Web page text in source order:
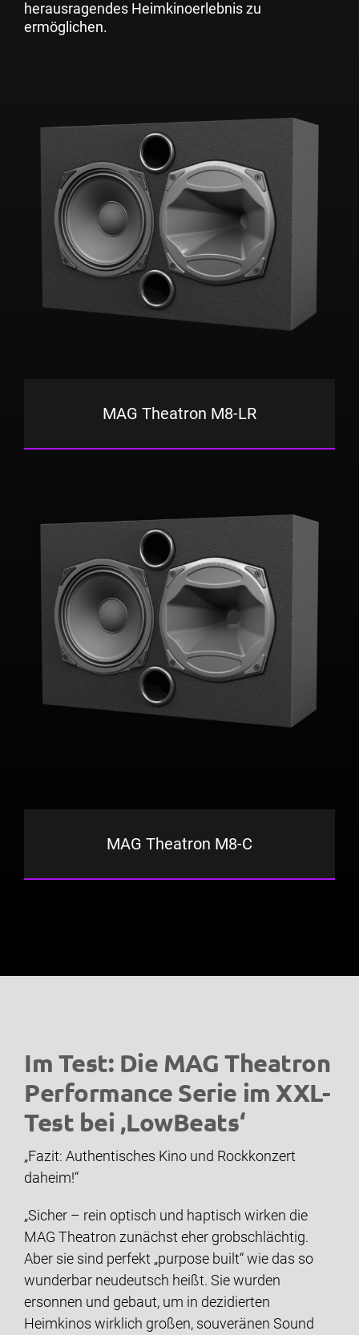
herausragendes Heimkinoerlebnis zu
ermöglichen.
MAG Theatron M8-LR
MAG Theatron M8-C
Im Test: Die MAG Theatron
Performance Serie im XXL-
Test bei ‚LowBeats‘
„Fazit: Authentisches Kino und Rockkonzert
daheim!“
„Sicher – rein optisch und haptisch wirken die
MAG Theatron zunächst eher grobschlächtig.
Aber sie sind perfekt „purpose built“ wie das so
wunderbar neudeutsch heißt. Sie wurden
ersonnen und gebaut, um in dezidierten
Heimkinos wirklich großen, souveränen Sound